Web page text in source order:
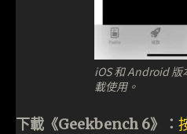
iOS 和 Android 版
載使用。
下載《Geekbench 6》：